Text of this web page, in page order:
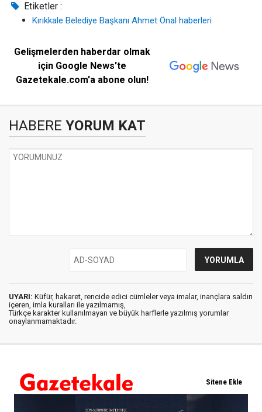
Etiketler :
Kırıkkale Belediye Başkanı Ahmet Önal haberleri
Gelişmelerden haberdar olmak
için Google News'te
Gazetekale.com'a abone olun!
HABERE YORUM KAT
UYARI: Küfür, hakaret, rencide edici cümleler veya imalar, inançlara saldırı
içeren, imla kuralları ile yazılmamış,
Türkçe karakter kullanılmayan ve büyük harflerle yazılmış yorumlar
onaylanmamaktadır.